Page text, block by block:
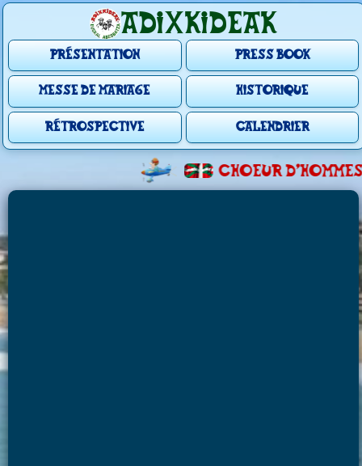
ADIXKIDEAK
Présentation Press Book
Messe de mariage Historique
Rétrospective Calendrier
Choeur d'hommes